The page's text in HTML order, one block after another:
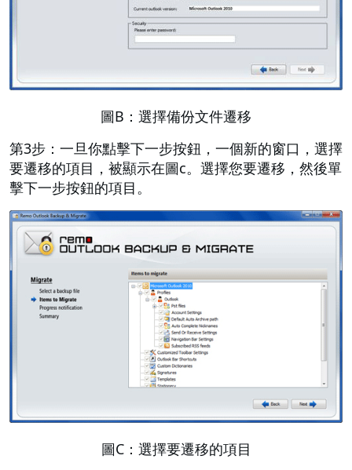
圖B：選擇備份文件遷移
第3步：一旦你點擊下一步按鈕，一個新的窗口，選擇
要遷移的項目，被顯示在圖c。選擇您要遷移，然後單
擊下一步按鈕的項目。
圖C：選擇要遷移的項目